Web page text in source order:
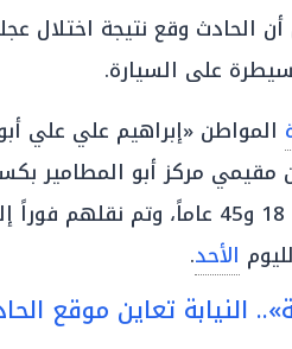
أن الحادث وقع نتيجة اختلال
على السيارة.
من مقيمي مركز أبو
لليوم الأحد.
النيابة تعاين موقع